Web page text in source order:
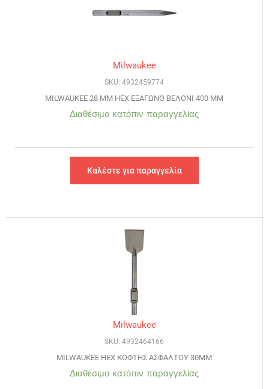
Milwaukee
SKU: 4932459774
MILWAUKEE 28 MM HEX ΕΞΑΓΩΝΟ ΒΕΛΟΝΙ 400 MM
Διαθέσιμο κατόπιν παραγγελίας
Καλέστε για παραγγελία
Milwaukee
SKU: 4932464166
MILWAUKEE HEX ΚΟΦΤΗΣ ΑΣΦΑΛΤΟΥ 30MM
Διαθέσιμο κατόπιν παραγγελίας